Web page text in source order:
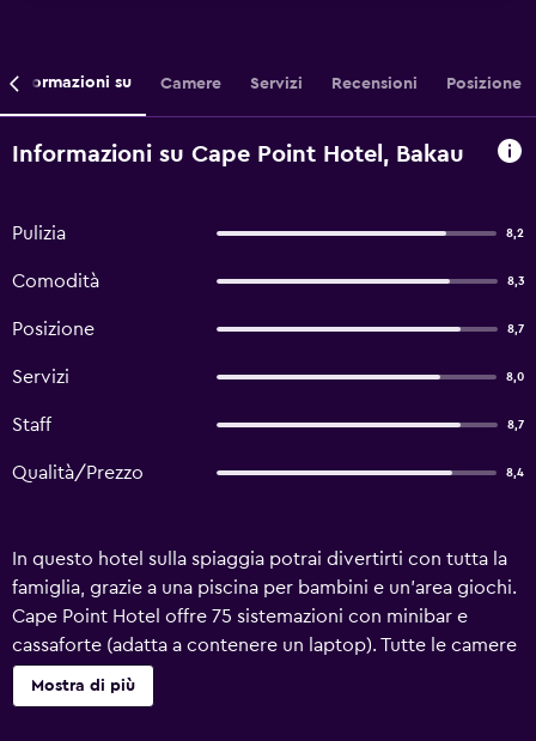
Informazioni su Camere Servizi Recensioni Posizione
Informazioni su Cape Point Hotel, Bakau
Pulizia 8,2
Comodità 8,3
Posizione 8,7
Servizi 8,0
Staff 8,7
Qualità/Prezzo 8,4
In questo hotel sulla spiaggia potrai divertirti con tutta la
famiglia, grazie a una piscina per bambini e un'area giochi.
Cape Point Hotel offre 75 sistemazioni con minibar e
cassaforte (adatta a contenere un laptop). Tutte le camere
sono dotate di balcone o patio attrezzato. I letti sono
preparati con biancheria da letto di alta qualità. La TV a
Mostra di più